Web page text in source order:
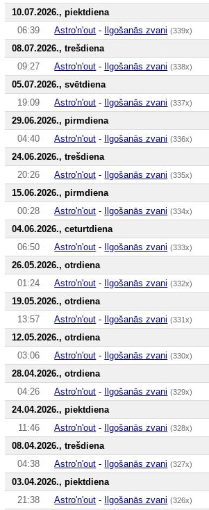
10.07.2026., piektdiena
06:39
Astro'n'out - Ilgošanās zvani (339x)
08.07.2026., trešdiena
09:27
Astro'n'out - Ilgošanās zvani (338x)
05.07.2026., svētdiena
19:09
Astro'n'out - Ilgošanās zvani (337x)
29.06.2026., pirmdiena
04:40
Astro'n'out - Ilgošanās zvani (336x)
24.06.2026., trešdiena
20:26
Astro'n'out - Ilgošanās zvani (335x)
15.06.2026., pirmdiena
00:28
Astro'n'out - Ilgošanās zvani (334x)
04.06.2026., ceturtdiena
06:50
Astro'n'out - Ilgošanās zvani (333x)
26.05.2026., otrdiena
01:24
Astro'n'out - Ilgošanās zvani (332x)
19.05.2026., otrdiena
13:57
Astro'n'out - Ilgošanās zvani (331x)
12.05.2026., otrdiena
03:06
Astro'n'out - Ilgošanās zvani (330x)
28.04.2026., otrdiena
04:26
Astro'n'out - Ilgošanās zvani (329x)
24.04.2026., piektdiena
11:46
Astro'n'out - Ilgošanās zvani (328x)
08.04.2026., trešdiena
04:38
Astro'n'out - Ilgošanās zvani (327x)
03.04.2026., piektdiena
21:38
Astro'n'out - Ilgošanās zvani (326x)